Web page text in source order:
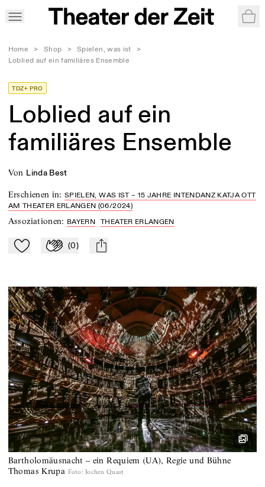
Home > Shop > Spielen, was ist
>
Loblied auf ein familiäres Ensemble
TDZ+ PRO
Loblied auf ein
familiäres Ensemble
von Linda Best
Erschienen in:SPIELEN, WAS IST – 15 JAHRE INTENDANZ KATJA OTT
AM THEATER ERLANGEN (06/2024)
Assoziationen: BAYERN THEATER ERLANGEN
Zu Mein-TdZ hinzufügen
Applaudieren
(0) mail
Bartholomäusnacht – ein Requiem (UA), Regie und Bühne
Thomas Krupa Foto: Jochen Quast